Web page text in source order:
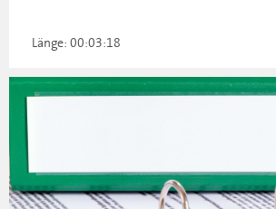
Länge: 00:03:18